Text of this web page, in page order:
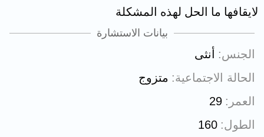
لايقافها ما الحل لهذه المشكلة
بيانات الاستشارة
الجنس
أنثى
الحالة الاجتماعية
متزوج
العمر
29
الطول 160